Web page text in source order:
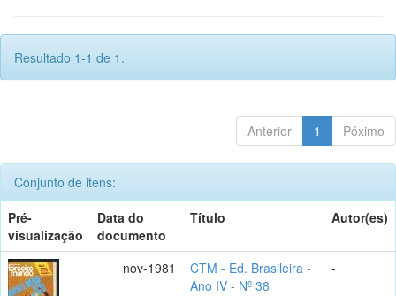
Resultado 1-1 de 1.
Anterior 1 Póximo
Conjunto de itens:
Pré-
visualização
Data do
documento
Título Autor(es)
nov-1981
CTM - Ed. Brasileira -
Ano IV - Nº 38
-